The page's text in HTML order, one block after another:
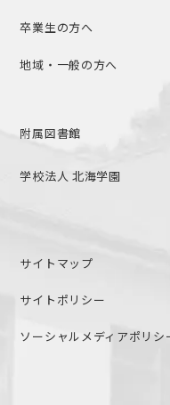
卒業生の方へ
地域・一般の方へ
附属図書館
学校法人 北海学園
サイトマップ
サイトポリシー
ソーシャルメディアポリシ